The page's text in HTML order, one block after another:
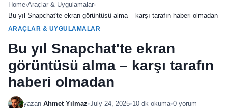
Home›Araçlar & Uygulamalar›
Bu yıl Snapchat'te ekran görüntüsü alma – karşı tarafın haberi olmadan
ARAÇLAR & UYGULAMALAR
Bu yıl Snapchat'te ekran
görüntüsü alma – karşı tarafın
haberi olmadan
yazan Ahmet Yılmaz•July 24, 2025•10 dk okuma•0 yorum